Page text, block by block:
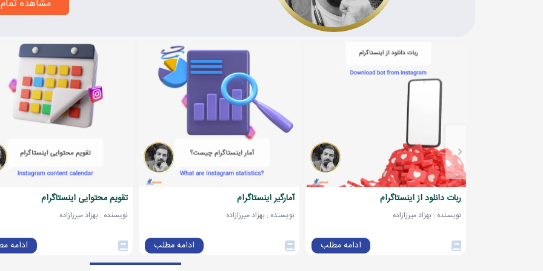
مشاهده
ربات دانلود از اینستاگرام
نویسنده : بهزاد میرزازاده
ادامه مطلب
آمارگیر اینستاگرام
نویسنده : بهزاد میرزازاده
ادامه مطلب
تقویم محتوایی اینستاگرام
نویسنده : بهزاد میرزازاده
ادامه